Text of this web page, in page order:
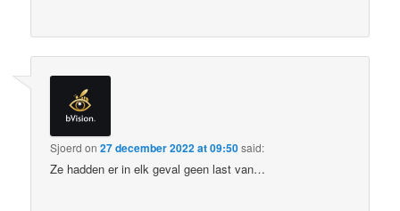
Sjoerd on27 december 2022 at 09:50said:
Ze hadden er in elk geval geen last van…